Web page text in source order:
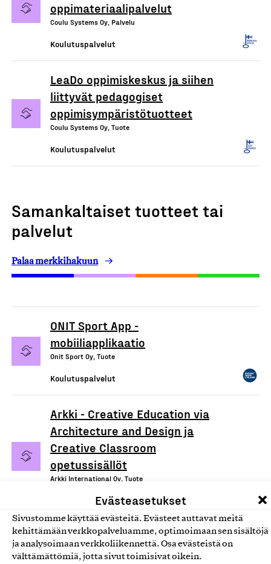
Evästeasetukset
Sivustomme käyttää evästeitä. Evästeet auttavat meitä
kehittämään verkkopalveluamme, optimoimaan sen sisältöjä
ja analysoimaan verkkoliikennettä. Osa evästeistä on
välttämättömiä, jotta sivut toimisivat oikein.
oppimateriaalipalvelut
Coulu Systems Oy, Palvelu
Koulutuspalvelut
LeaDo oppimiskeskus ja siihen
liittyvät pedagogiset
oppimisympäristötuotteet
Coulu Systems Oy, Tuote
Koulutuspalvelut
Samankaltaiset tuotteet tai
palvelut
Palaa merkkihakuun
ONIT Sport App -
mobiiliapplikaatio
Onit Sport Oy, Tuote
Koulutuspalvelut
Arkki - Creative Education via
Architecture and Design ja
Creative Classroom
opetussisällöt
Arkki International Oy, Tuote
Koulutuspalvelut